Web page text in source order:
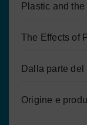
Plastic and the
The Effects of
Dalla parte del
Origine e